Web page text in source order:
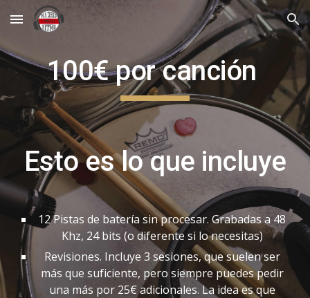
Skip to main content Skip to navigation
100€ por canción
Esto es lo que incluye
12 Pistas de batería sin procesar. Grabadas a 48
Khz, 24 bits (o diferente si lo necesitas)
Revisiones. Incluye 3 sesiones, que suelen ser
más que suficiente, pero siempre puedes pedir
una más por 25€ adicionales. La idea es que